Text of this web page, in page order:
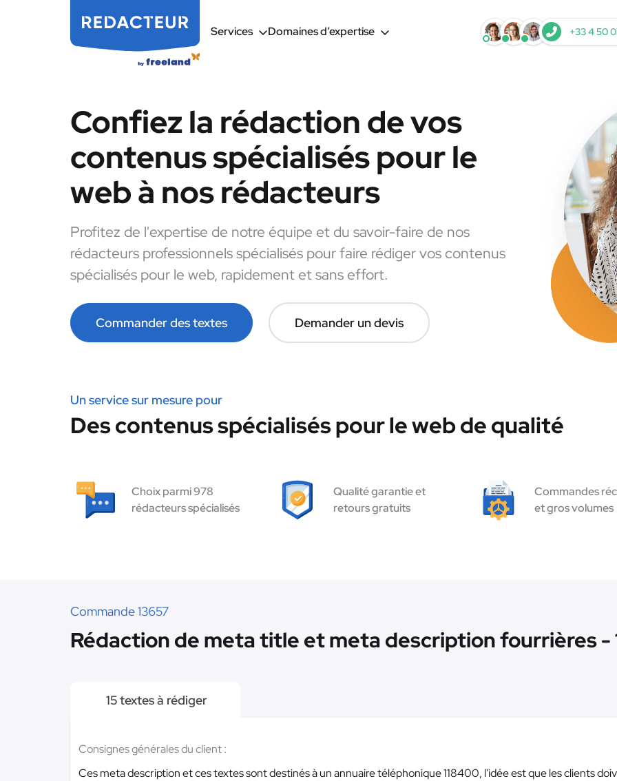
Services Domaines d’expertise +33 4 50
Confiez la rédaction de vos
contenus spécialisés pour le
web à nos rédacteurs
Profitez de l'expertise de notre équipe et du savoir-faire de nos
rédacteurs professionnels spécialisés pour faire rédiger vos contenus
spécialisés pour le web, rapidement et sans effort.
Commander des textes Demander un devis
Un service sur mesure pour
Des contenus spécialisés pour le web de qualité
Choix parmi 978
rédacteurs spécialisés
Qualité garantie et
retours gratuits
Commandes
et gros volumes
Commande 13657
Rédaction de meta title et meta description fourrières -
15 textes à rédiger
Consignes générales du client :
Ces meta description et ces textes sont destinés à un annuaire téléphonique 118400, l'idée est que les clients